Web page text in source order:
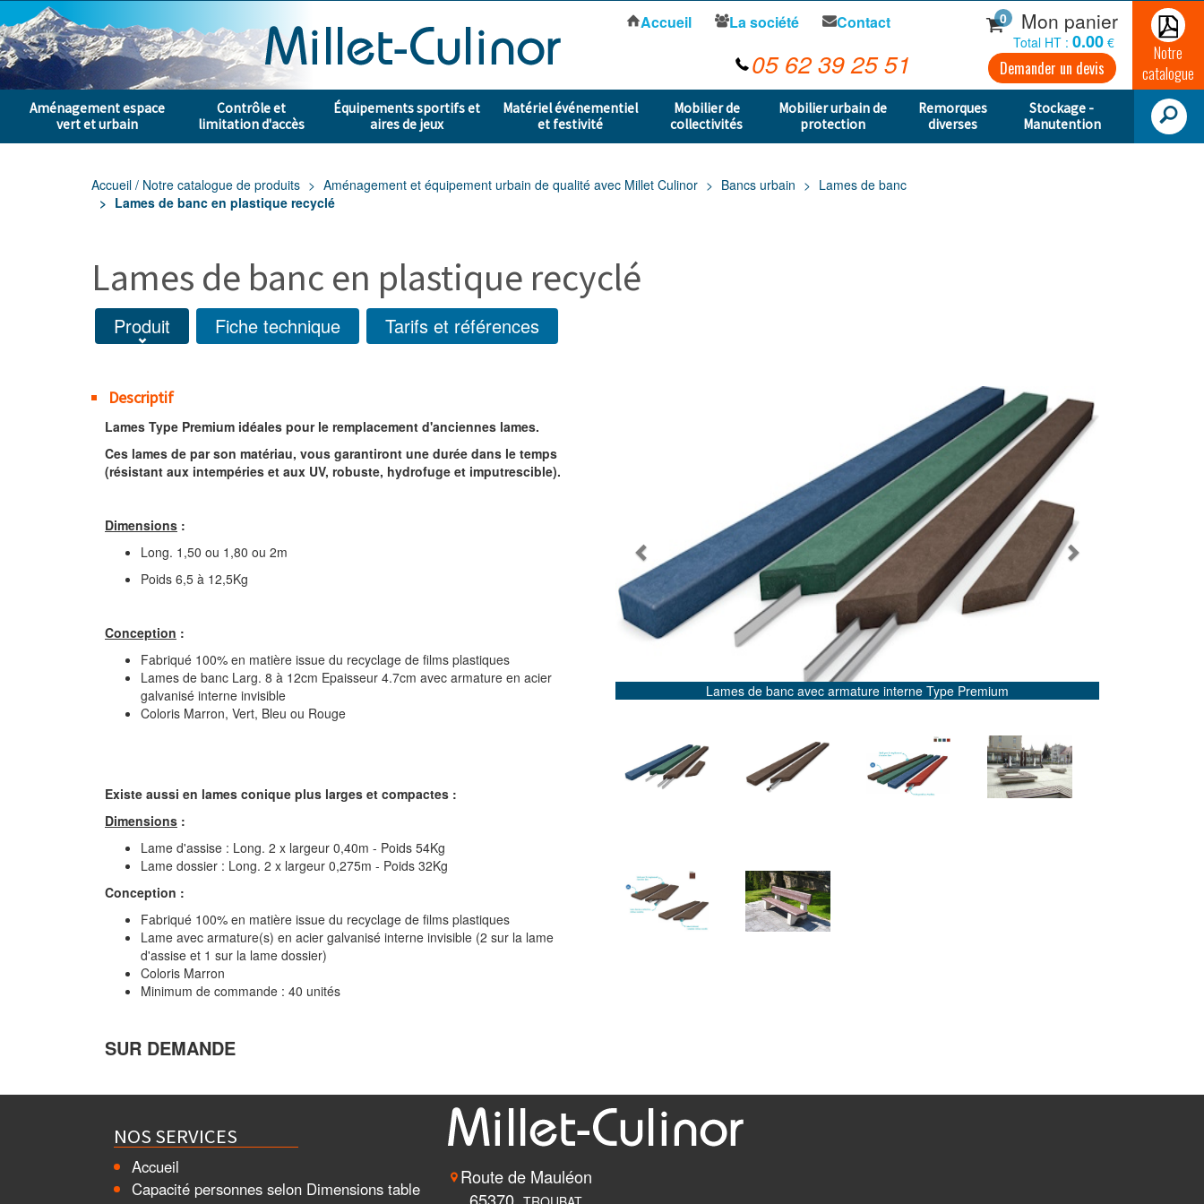
Aménagement espace
vert et urbain
Contrôle et
limitation d'accès
Équipements sportifs et
aires de jeux
Matériel événementiel
et festivité
Mobilier de
collectivités
Mobilier urbain de
protection
Remorques
diverses
Stockage -
Manutention
Accueil La société Contact
05 62 39 25 51
0 Mon panier
Total HT : 0.00 €
Demander un devis
Notre
catalogue
Accueil / Notre catalogue de produits Aménagement et équipement urbain de qualité avec Millet Culinor Bancs urbain
Lames de banc
Lames de banc en plastique recyclé
Lames de banc en plastique recyclé
Produit Fiche technique Tarifs et références
Descriptif
Lames Type Premium idéales pour le remplacement d'anciennes lames.
Ces lames de par son matériau, vous garantiront une durée dans le temps
(résistant aux intempéries et aux UV, robuste, hydrofuge et imputrescible).
Dimensions :
Long. 1,50 ou 1,80 ou 2m
Poids 6,5 à 12,5Kg
Conception :
Fabriqué 100% en matière issue du recyclage de films plastiques
Lames de banc Larg. 8 à 12cm Epaisseur 4.7cm avec armature en acier
galvanisé interne invisible
Coloris Marron, Vert, Bleu ou Rouge
Existe aussi en lames conique plus larges et compactes :
Dimensions :
Lame d'assise : Long. 2 x largeur 0,40m - Poids 54Kg
Lame dossier : Long. 2 x largeur 0,275m - Poids 32Kg
Conception :
Fabriqué 100% en matière issue du recyclage de films plastiques
Lame avec armature(s) en acier galvanisé interne invisible (2 sur la lame
d'assise et 1 sur la lame dossier)
Coloris Marron
Minimum de commande : 40 unités
SUR DEMANDE
Lames de banc avec armature interne Type Premium
Previous
Route de Mauléon
NOS SERVICES
Accueil
Capacité personnes selon Dimensions table